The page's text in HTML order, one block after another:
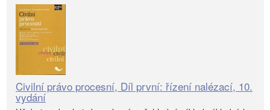
Civilní právo procesní, Díl první: řízení nalézací, 10.
vydání